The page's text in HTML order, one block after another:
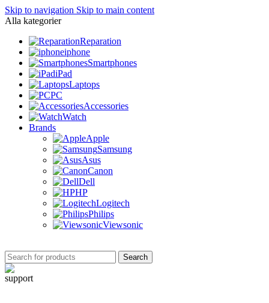
Skip to navigation Skip to main content
Alla kategorier
Reparation
iphone
Smartphones
iPad
Laptops
PC
Accessories
Watch
Brands
Apple
Samsung
Asus
Canon
Dell
HP
Logitech
Philips
Viewsonic
Search